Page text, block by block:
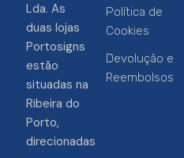
Lda. As
duas lojas
Portosigns
estão
situadas na
Ribeira do
Porto,
direcionadas
Política de
Cookies
Devolução e
Reembolsos